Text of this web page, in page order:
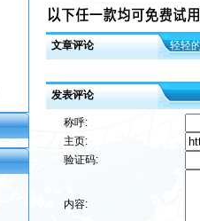
文章评论 轻轻
发表评论
称呼:
主页:
验证码:
内容: